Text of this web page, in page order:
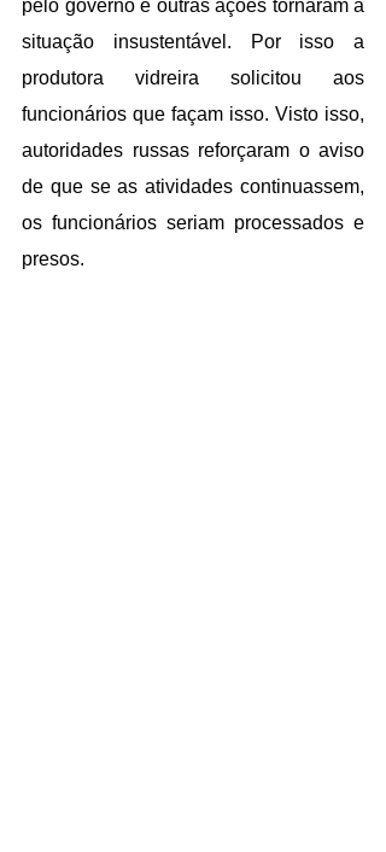
pelo governo e outras ações tornaram a
situação insustentável. Por isso a
produtora vidreira solicitou aos
funcionários que façam isso. Visto isso,
autoridades russas reforçaram o aviso
de que se as atividades continuassem,
os funcionários seriam processados e
presos.